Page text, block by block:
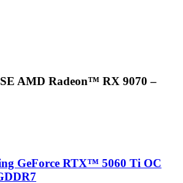
AMD Radeon™ RX 9070 –
GeForce RTX™ 5060 Ti OC